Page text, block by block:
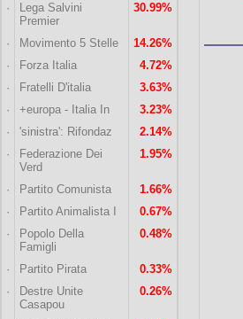
·
Lega Salvini
Premier
30.99%
· Movimento 5 Stelle
14.26%
·
Forza Italia
4.72%
·
Fratelli D'italia
3.63%
·
+europa - Italia In
3.23%
·
'sinistra': Rifondaz
2.14%
·
Federazione Dei
Verd
1.95%
· Partito Comunista
1.66%
·
Partito Animalista I
0.67%
·
Popolo Della
Famigli
0.48%
· Partito Pirata
0.33%
·
Destre Unite
Casapou
0.26%